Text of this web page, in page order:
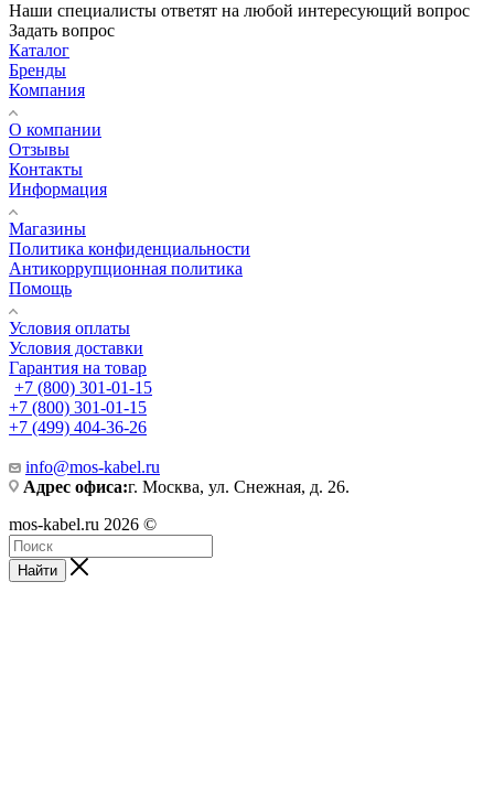
Наши специалисты ответят на любой интересующий вопрос
Задать вопрос
Каталог
Бренды
Компания
О компании
Отзывы
Контакты
Информация
Магазины
Политика конфиденциальности
Антикоррупционная политика
Помощь
Условия оплаты
Условия доставки
Гарантия на товар
+7 (800) 301-01-15
+7 (800) 301-01-15
+7 (499) 404-36-26
info@mos-kabel.ru
Адрес офиса:г. Москва, ул. Снежная, д. 26.
mos-kabel.ru 2026 ©
Найти